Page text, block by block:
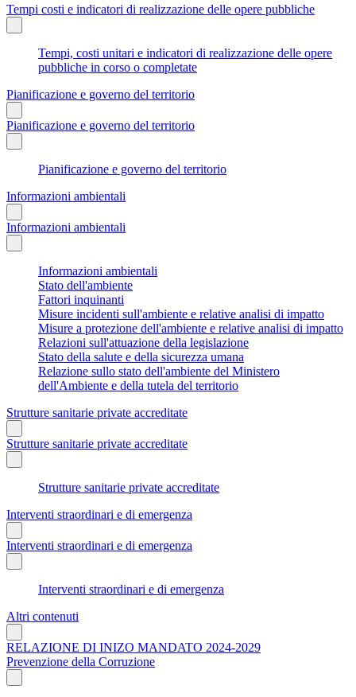
Tempi costi e indicatori di realizzazione delle opere pubbliche
Tempi, costi unitari e indicatori di realizzazione delle opere
pubbliche in corso o completate
Pianificazione e governo del territorio
Pianificazione e governo del territorio
Pianificazione e governo del territorio
Informazioni ambientali
Informazioni ambientali
Informazioni ambientali
Stato dell'ambiente
Fattori inquinanti
Misure incidenti sull'ambiente e relative analisi di impatto
Misure a protezione dell'ambiente e relative analisi di impatto
Relazioni sull'attuazione della legislazione
Stato della salute e della sicurezza umana
Relazione sullo stato dell'ambiente del Ministero
dell'Ambiente e della tutela del territorio
Strutture sanitarie private accreditate
Strutture sanitarie private accreditate
Strutture sanitarie private accreditate
Interventi straordinari e di emergenza
Interventi straordinari e di emergenza
Interventi straordinari e di emergenza
Altri contenuti
RELAZIONE DI INIZO MANDATO 2024-2029
Prevenzione della Corruzione